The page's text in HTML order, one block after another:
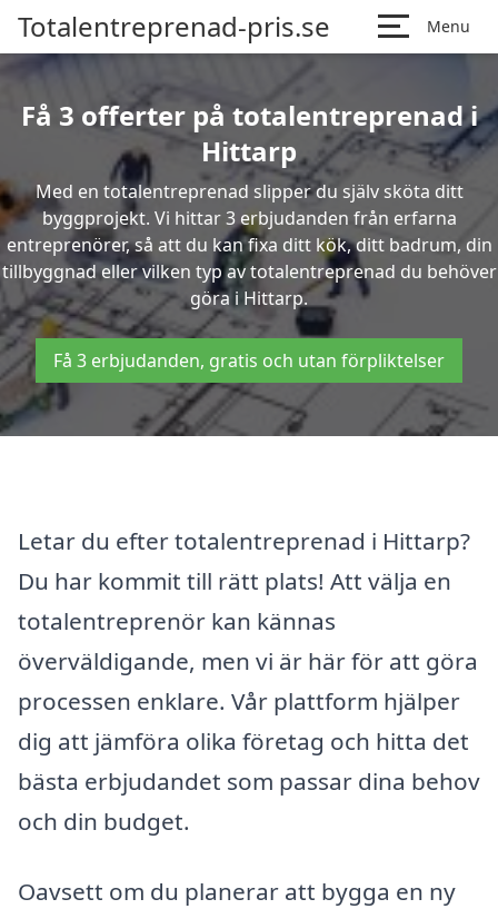
Totalentreprenad-pris.se Menu
Få 3 offerter på totalentreprenad i
Hittarp
Med en totalentreprenad slipper du själv sköta ditt
byggprojekt. Vi hittar 3 erbjudanden från erfarna
entreprenörer, så att du kan fixa ditt kök, ditt badrum, din
tillbyggnad eller vilken typ av totalentreprenad du behöver
göra i Hittarp.
Få 3 erbjudanden, gratis och utan förpliktelser
Letar du efter totalentreprenad i Hittarp?
Du har kommit till rätt plats! Att välja en
totalentreprenör kan kännas
överväldigande, men vi är här för att göra
processen enklare. Vår plattform hjälper
dig att jämföra olika företag och hitta det
bästa erbjudandet som passar dina behov
och din budget.
Oavsett om du planerar att bygga en ny